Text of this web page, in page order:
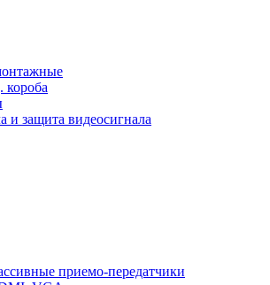
короба
и защита видеосигнала
приемо-передатчики